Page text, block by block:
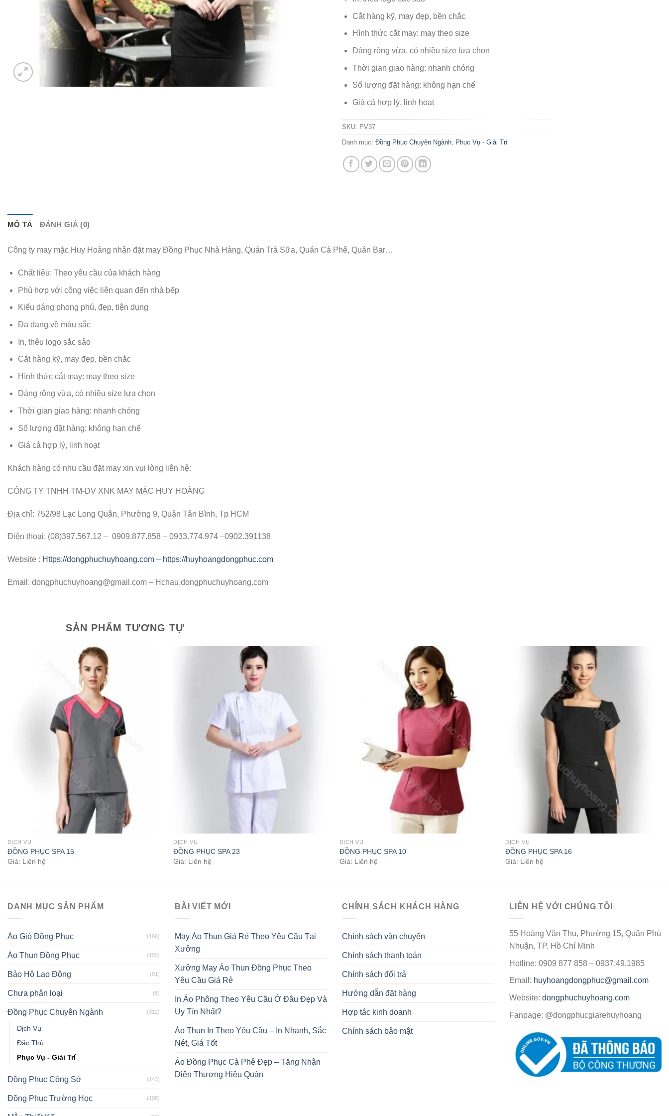
Cắt hàng kỹ, may đẹp, bền chắc
Hình thức cắt may: may theo size
Dáng rộng vừa, có nhiều size lựa chọn
Thời gian giao hàng: nhanh chóng
Số lượng đặt hàng: không hạn chế
Giá cả hợp lý, linh hoạt
SKU: PV37
Danh mục: Đồng Phục Chuyên Ngành Phục Vụ - Giải Trí
MÔ TẢ ĐÁNH GIÁ (0)
Công ty may mặc Huy Hoàng nhận đặt may Đồng Phục Nhà Hàng, Quán Trà Sữa, Quán Cà Phê, Quán Bar…
Chất liệu: Theo yêu cầu của khách hàng
Phù hợp với công việc liên quan đến nhà bếp
Kiểu dáng phong phú, đẹp, tiện dụng
Đa dạng về màu sắc
In, thêu logo sắc sảo
Cắt hàng kỹ, may đẹp, bền chắc
Hình thức cắt may: may theo size
Dáng rộng vừa, có nhiều size lựa chọn
Thời gian giao hàng: nhanh chóng
Số lượng đặt hàng: không hạn chế
Giá cả hợp lý, linh hoạt
Khách hàng có nhu cầu đặt may xin vui lòng liên hệ:
CÔNG TY TNHH TM-DV XNK MAY MẶC HUY HOÀNG
Địa chỉ: 752/98 Lạc Long Quân, Phường 9, Quận Tân Bình, Tp HCM
Điện thoại: (08)397.567.12 – 0909.877.858 – 0933.774.974 –0902.391138
Website : Https://dongphuchuyhoang.com – https://huyhoangdongphuc.com
Email: dongphuchuyhoang@gmail.com – Hchau.dongphuchuyhoang.com
SẢN PHẨM TƯƠNG TỰ
DỊCH VỤ
ĐỒNG PHỤC SPA 15
Giá: Liên hệ
DỊCH VỤ
ĐỒNG PHỤC SPA 23
Giá: Liên hệ
DỊCH VỤ
ĐỒNG PHỤC SPA 10
Giá: Liên hệ
DỊCH VỤ
ĐỒNG PHỤC SPA 16
Giá: Liên hệ
DANH MỤC SẢN PHẨM
Áo Gió Đồng Phục (166)
Áo Thun Đồng Phục (103)
Bảo Hộ Lao Động (91)
Chưa phân loại (5)
Đồng Phục Chuyên Ngành (312)
Dịch Vụ
Đặc Thù
Phục Vụ - Giải Trí
Đồng Phục Công Sở (143)
Đồng Phục Trường Học (108)
BÀI VIẾT MỚI
May Áo Thun Giá Rẻ Theo Yêu Cầu Tại
Xưởng
Xưởng May Áo Thun Đồng Phục Theo
Yêu Cầu Giá Rẻ
In Áo Phông Theo Yêu Cầu Ở Đâu Đẹp Và
Uy Tín Nhất?
Áo Thun In Theo Yêu Cầu – In Nhanh, Sắc
Nét, Giá Tốt
Áo Đồng Phục Cà Phê Đẹp – Tăng Nhận
Diện Thương Hiệu Quán
CHÍNH SÁCH KHÁCH HÀNG
Chính sách vận chuyển
Chính sách thanh toán
Chính sách đổi trả
Hướng dẫn đặt hàng
Hợp tác kinh doanh
Chính sách bảo mật
LIÊN HỆ VỚI CHÚNG TÔI
55 Hoàng Văn Thụ, Phường 15, Quận Phú
Nhuận, TP. Hồ Chí Minh
Hotline: 0909 877 858 – 0937.49.1985
Email: huyhoangdongphuc@gmail.com
Website: dongphuchuyhoang.com
Fanpage: @dongphucgiarehuyhoang